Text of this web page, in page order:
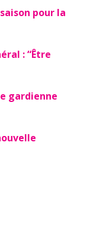
pour la
: “Être
gardienne